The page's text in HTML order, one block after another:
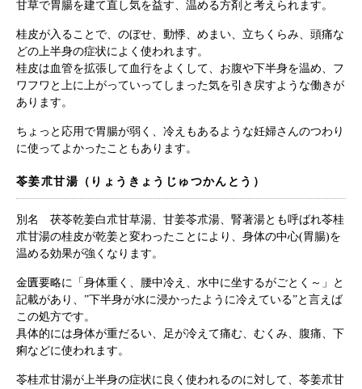
甘草で胃腸を建て直し気を益す、温める方剤と考えられます。
桂皮が入ることで、のぼせ、動悸、めまい、立ちくらみ、頭痛な
どの上半身の症状によく使われます。
桂皮は血管を拡張して血行をよくして、お腹や下半身を温め、フ
ワフワと上に上がっていってしまった気を引き戻すような働きが
あります。
ちょっと応用で胃腸が弱く、冷えもあるような妊婦さんのつわり
に使ってよかったこともあります。
苓姜朮甘湯（りょうきょうじゅつかんとう）
別名 茯苓乾姜白朮甘草湯、甘姜苓朮湯、腎著湯とも呼ばれ苓桂
朮甘湯の桂皮が乾姜と変わったことにより、身体の中心(胃腸)を
温める効果が強くなります。
金匱要略に「身体重く、腰中冷え、水中に坐するがごとく～」と
記載があり、”下半身が水に浸かったように冷えている”と言えば
この処方です。
具体的には身体が重だるい、足が冷えて痛む、むくみ、腹痛、下
痢などに使われます。
苓桂朮甘湯が上半身の症状に良く使われるのに対して、苓姜朮甘